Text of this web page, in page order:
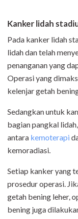
Kanker lidah
Pada kanker lidah
lidah dan telah
penanganan yang
Operasi yang
kelenjar getah
Sedangkan untuk
bagian pangkal
antara kemoterapi
kemoradiasi.
Setiap kanker yang
prosedur operasi.
getah bening leher,
bening juga